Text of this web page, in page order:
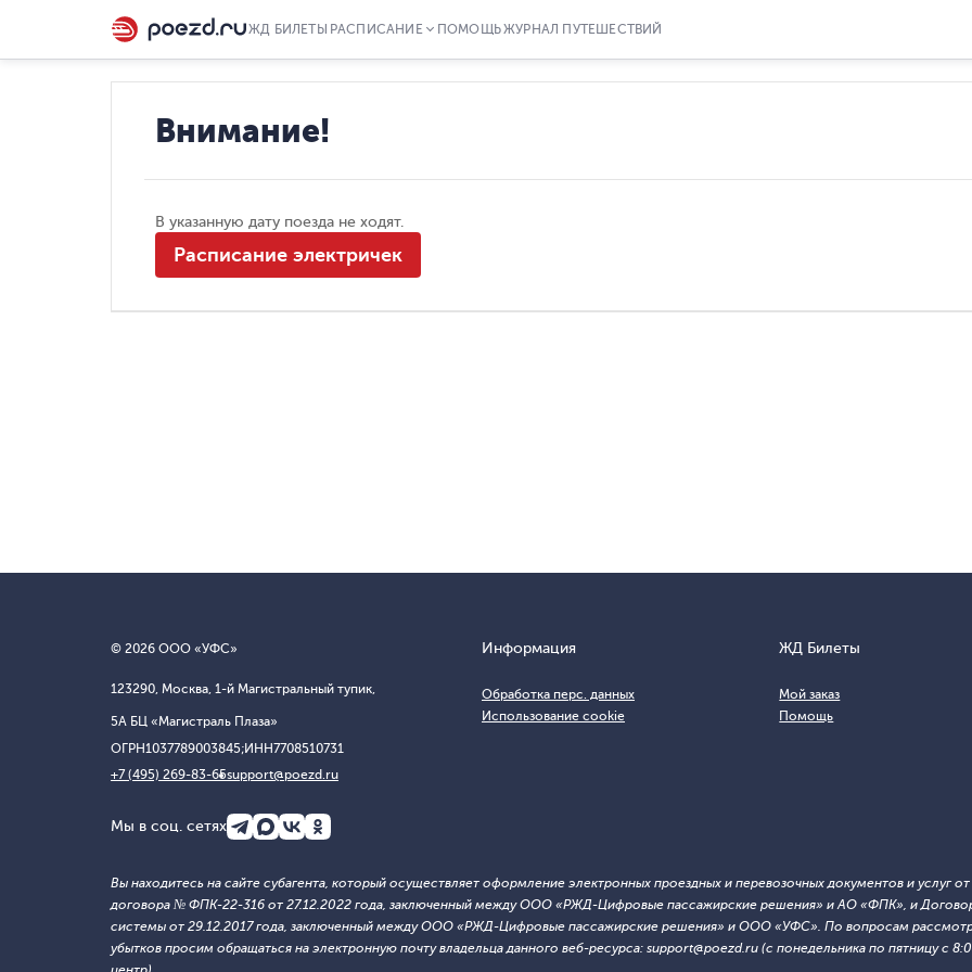
ЖД БИЛЕТЫ РАСПИСАНИЕ ПОМОЩЬЖУРНАЛ ПУТЕШЕСТВИЙ
Внимание!
В указанную дату поезда не ходят.
Расписание электричек
© 2026 ООО «УФС»
123290, Москва, 1-й Магистральный тупик,
5А БЦ «Магистраль Плаза»
ОГРН1037789003845;ИНН7708510731
+7 (495) 269-83-65support@poezd.ru
Информация
Обработка перс. данных
Использование cookie
ЖД Билеты
Мой заказ
Помощь
Мы в соц. сетях
Вы находитесь на сайте субагента, который осуществляет оформление электронных проездных и перевозочных документов и услуг
договора № ФПК-22-316 от 27.12.2022 года, заключенный между ООО «РЖД-Цифровые пассажирские решения» и АО «ФПК», и
системы от 29.12.2017 года, заключенный между ООО «РЖД-Цифровые пассажирские решения» и ООО «УФС». По вопросам
убытков просим обращаться на электронную почту владельца данного веб-ресурса: support@poezd.ru (с понедельника по пятницу с